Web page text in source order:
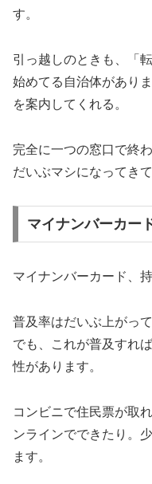
す。
引っ越しのときも、「
始めてる自治体があり
を案内してくれる。
完全に一つの窓口で終
だいぶマシになってきて
マイナンバーカー
マイナンバーカード、
普及率はだいぶ上がっ
でも、これが普及すれ
性があります。
コンビニで住民票が取
ンラインでできたり。
ます。